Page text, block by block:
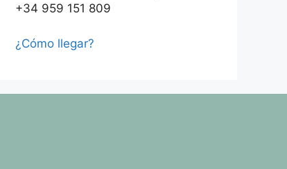
+34 959 151 809
¿Cómo llegar?